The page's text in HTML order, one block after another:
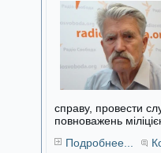
справу, провести
повноважень
Подробнее...